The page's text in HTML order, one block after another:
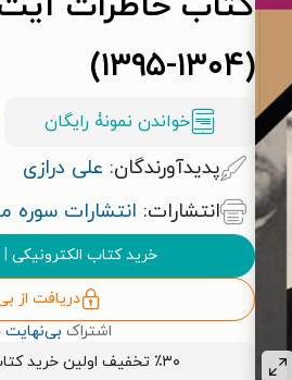
(۱۳۰۴-۱۳۹۵)
خواندن نمونۀ رایگان
پدیدآورندگان: علی درازی
انتشارات: انتشارات سوره
خرید کتاب الکترونیکی
دریافت از
اشتراک بی‌نهایت
٪۳۰ تخفیف اولین خرید کتاب با کد